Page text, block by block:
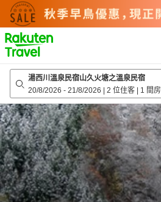
to
top
page
湯西川溫泉民宿山久火塘之溫泉民宿
20/8/2026 - 21/8/2026 | 2 位住客 | 1 間房